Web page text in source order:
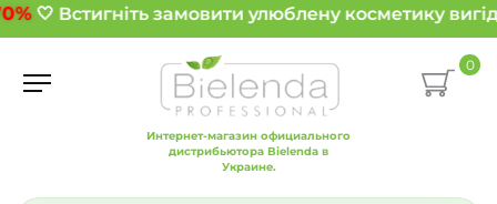
🤍 Встигніть замовити улюблену косметику
Интернет-магазин официального
дистрибьютора Bielenda в
Украине.
0